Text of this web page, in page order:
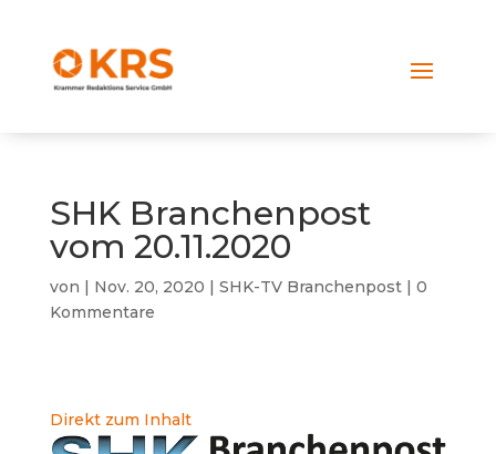
SHK Branchenpost
vom 20.11.2020
von | Nov. 20, 2020 | SHK-TV Branchenpost| 0
Kommentare
Direkt zum Inhalt